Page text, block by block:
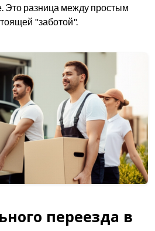
Это разница между простым
"заботой".
переезда в